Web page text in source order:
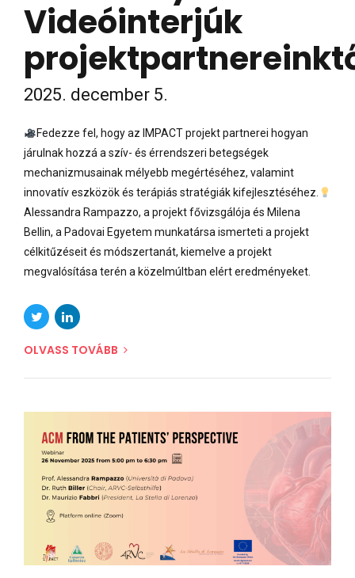
Videóinterjúk
2025. december 5.
Fedezze fel, hogy az IMPACT projekt partnerei hogyan
járulnak hozzá a szív- és érrendszeri betegségek
mechanizmusainak mélyebb megértéséhez, valamint
innovatív eszközök és terápiás stratégiák kifejlesztéséhez.
Alessandra Rampazzo, a projekt fővizsgálója és Milena
Bellin, a Padovai Egyetem munkatársa ismerteti a projekt
célkitűzéseit és módszertanát, kiemelve a projekt
megvalósítása terén a közelmúltban elért eredményeket.
OLVASS TOVÁBB